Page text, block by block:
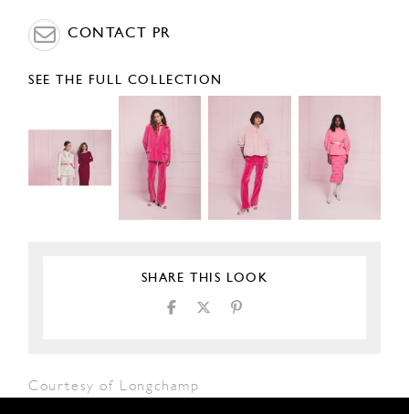
CONTACT PR
SEE THE FULL COLLECTION
SHARE THIS LOOK
Courtesy of Longchamp